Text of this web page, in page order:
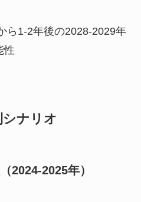
ら1-2年後の2028-2029年
性
ナリオ
2024-2025年）